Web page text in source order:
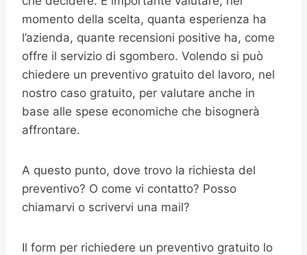
momento della scelta, quanta esperienza ha
l’azienda, quante recensioni positive ha, come
offre il servizio di sgombero. Volendo si può
chiedere un preventivo gratuito del lavoro, nel
nostro caso gratuito, per valutare anche in
base alle spese economiche che bisognerà
affrontare.
A questo punto, dove trovo la richiesta del
preventivo? O come vi contatto? Posso
chiamarvi o scrivervi una mail?
Il form per richiedere un preventivo gratuito lo